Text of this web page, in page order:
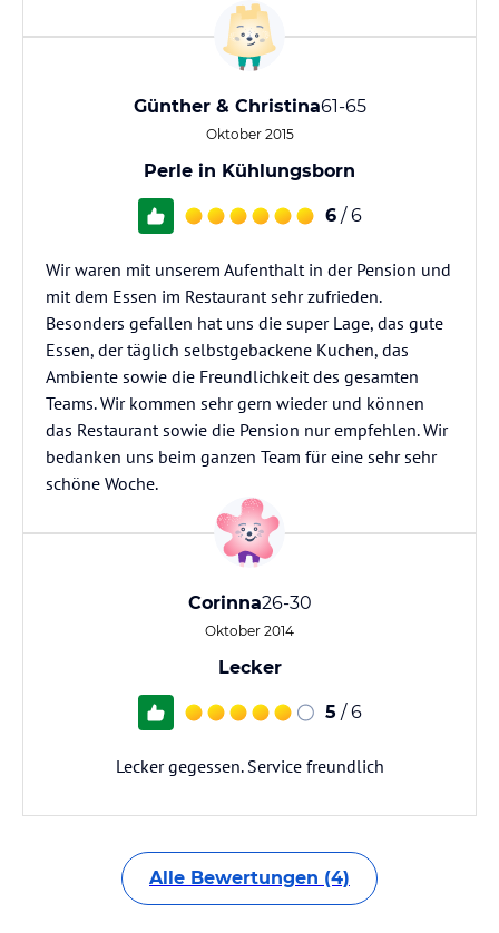
Günther & Christina61-65
Oktober 2015
Perle in Kühlungsborn
6 / 6
Wir waren mit unserem Aufenthalt in der Pension und
mit dem Essen im Restaurant sehr zufrieden.
Besonders gefallen hat uns die super Lage, das gute
Essen, der täglich selbstgebackene Kuchen, das
Ambiente sowie die Freundlichkeit des gesamten
Teams. Wir kommen sehr gern wieder und können
das Restaurant sowie die Pension nur empfehlen. Wir
bedanken uns beim ganzen Team für eine sehr sehr
schöne Woche.
Corinna26-30
Oktober 2014
Lecker
5 / 6
Lecker gegessen. Service freundlich
Alle Bewertungen (4)